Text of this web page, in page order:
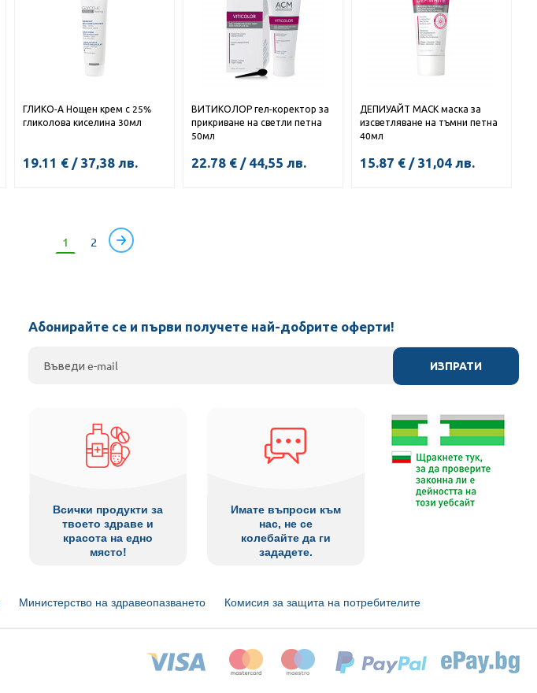
ГЛИКО-А Нощен крем с 25%
гликолова киселина 30мл
19.11 € / 37,38 лв.
ВИТИКОЛОР гел-коректор за
прикриване на светли петна
50мл
22.78 € / 44,55 лв.
ДЕПИУАЙТ МАСК маска за
изсветляване на тъмни петна
40мл
15.87 € / 31,04 лв.
1 2
Абонирайте се и първи получете най-добрите оферти!
ИЗПРАТИ
Всички продукти за
твоето здраве и
красота на едно
място!
Имате въпроси към
нас, не се
колебайте да ги
зададете.
Министерство на здравеопазването Комисия за защита на потребителите